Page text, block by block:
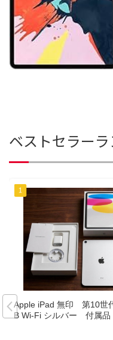
ベストセラー
Apple iPad 無印 第10世
B Wi-Fi シルバー 付属品